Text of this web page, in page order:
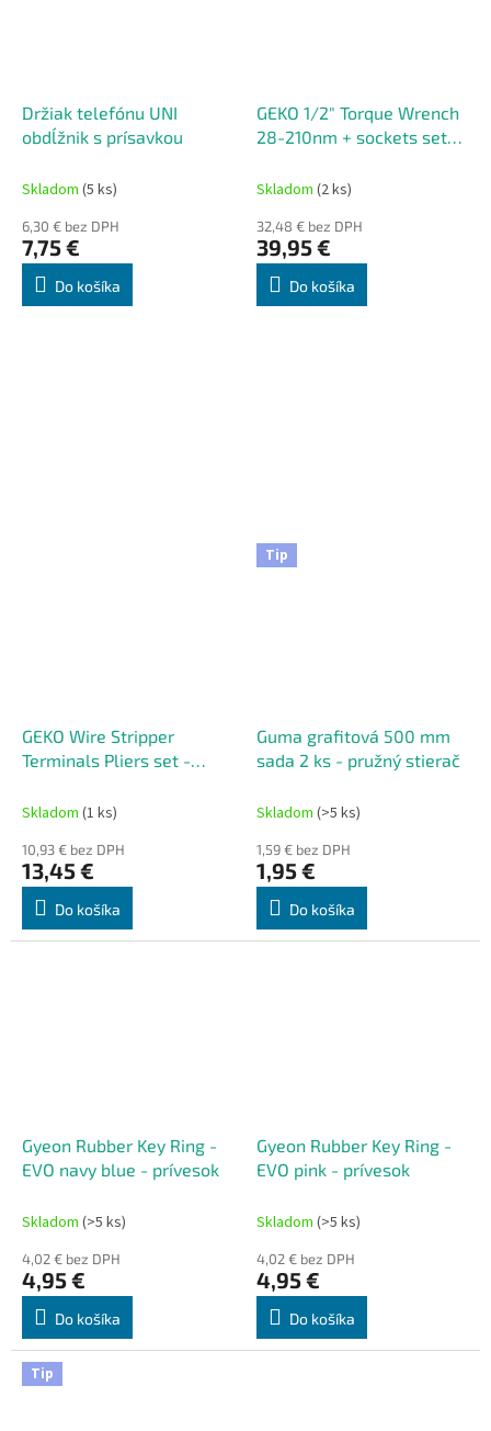
Držiak telefónu UNI
obdĺžnik s prísavkou
Skladom (5 ks)
6,30 € bez DPH
7,75 €
Do košíka
GEKO 1/2" Torque Wrench
28-210nm + sockets set
kľúč 28–210 Nm s
Skladom (2 ks)
32,48 € bez DPH
39,95 €
Do košíka
GEKO Wire Stripper
Terminals Pliers set -
kliešte s krimpovacou
konektorov a sťahovacích
pások
Skladom (1 ks)
10,93 € bez DPH
13,45 €
Do košíka
Tip
Guma grafitová 500 mm
sada 2 ks - pružný stierač
Skladom (>5 ks)
1,59 € bez DPH
1,95 €
Do košíka
Gyeon Rubber Key Ring -
EVO navy blue - prívesok
Skladom (>5 ks)
4,02 € bez DPH
4,95 €
Do košíka
Gyeon Rubber Key Ring -
EVO pink - prívesok
Skladom (>5 ks)
4,02 € bez DPH
4,95 €
Do košíka
Tip